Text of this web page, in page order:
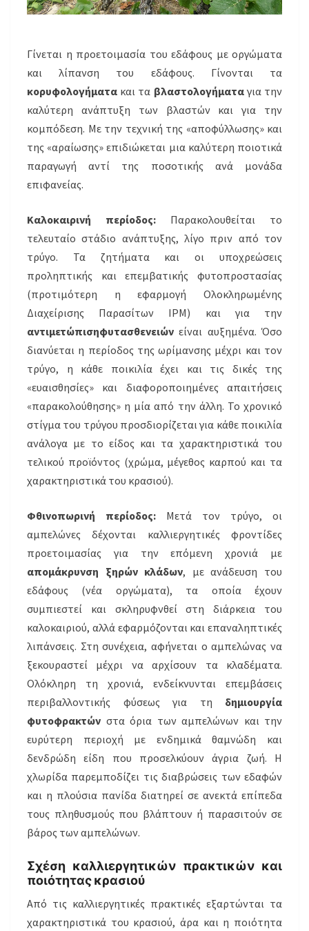
Γίνεται η προετοιμασία του εδάφους με οργώματα
και λίπανση του εδάφους. Γίνονται τα
κορυφολογήματα και τα βλαστολογήματαγια την
καλύτερη ανάπτυξη των βλαστών και για την
κομπόδεση. Με την τεχνική της «αποφύλλωσης» και
της «αραίωσης» επιδιώκεται μια καλύτερη ποιοτικά
παραγωγή αντί της ποσοτικής ανά μονάδα
επιφανείας.
Καλοκαιρινή περίοδος: Παρακολουθείται το
τελευταίο στάδιο ανάπτυξης, λίγο πριν από τον
τρύγο. Τα ζητήματα και οι υποχρεώσεις
προληπτικής και επεμβατικής φυτοπροστασίας
(προτιμότερη η εφαρμογή Ολοκληρωμένης
Διαχείρισης Παρασίτων IPM) και για την
αντιμετώπισηφυτασθενειών είναι αυξημένα. Όσο
διανύεται η περίοδος της ωρίμανσης μέχρι και τον
τρύγο, η κάθε ποικιλία έχει και τις δικές της
«ευαισθησίες» και διαφοροποιημένες απαιτήσεις
«παρακολούθησης» η μία από την άλλη. Το χρονικό
στίγμα του τρύγου προσδιορίζεται για κάθε ποικιλία
ανάλογα με το είδος και τα χαρακτηριστικά του
τελικού προϊόντος (χρώμα, μέγεθος καρπού και τα
χαρακτηριστικά του κρασιού).
Φθινοπωρινή περίοδος: Μετά τον τρύγο, οι
αμπελώνες δέχονται καλλιεργητικές φροντίδες
προετοιμασίας για την επόμενη χρονιά με
απομάκρυνση ξηρών κλάδων, με ανάδευση του
εδάφους (νέα οργώματα), τα οποία έχουν
συμπιεστεί και σκληρυφνθεί στη διάρκεια του
καλοκαιριού, αλλά εφαρμόζονται και επαναληπτικές
λιπάνσεις. Στη συνέχεια, αφήνεται ο αμπελώνας να
ξεκουραστεί μέχρι να αρχίσουν τα κλαδέματα.
Ολόκληρη τη χρονιά, ενδείκνυνται επεμβάσεις
περιβαλλοντικής φύσεως για τη δημιουργία
φυτοφρακτών στα όρια των αμπελώνων και την
ευρύτερη περιοχή με ενδημικά θαμνώδη και
δενδρώδη είδη που προσελκύουν άγρια ζωή. Η
χλωρίδα παρεμποδίζει τις διαβρώσεις των εδαφών
και η πλούσια πανίδα διατηρεί σε ανεκτά επίπεδα
τους πληθυσμούς που βλάπτουν ή παρασιτούν σε
βάρος των αμπελώνων.
Σχέση καλλιεργητικών πρακτικών και
ποιότητας κρασιού
Από τις καλλιεργητικές πρακτικές εξαρτώνται τα
χαρακτηριστικά του κρασιού, άρα και η ποιότητα